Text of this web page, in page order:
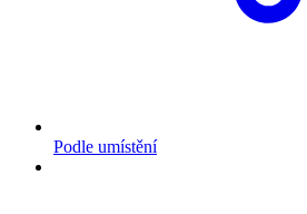
Podle umístění